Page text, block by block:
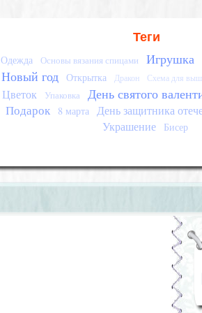
Теги
Одежда Основы вязания спицами Игрушка
Новый год Открытка Дракон Схема для
Цветок Упаковка День святого
Подарок 8 марта День защитника
Украшение
Бисер